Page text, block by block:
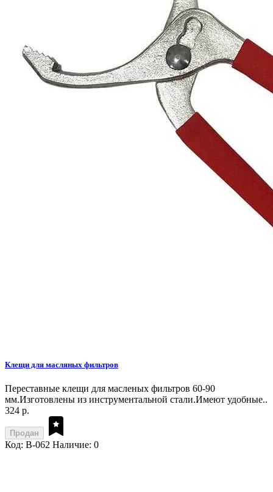
Клещи для масляных фильтров
Переставные клещи для масленых фильтров 60-90
мм.Изготовлены из инструментальной стали.Имеют удобные..
324 р.
Продан
Код: B-062 Наличие: 0